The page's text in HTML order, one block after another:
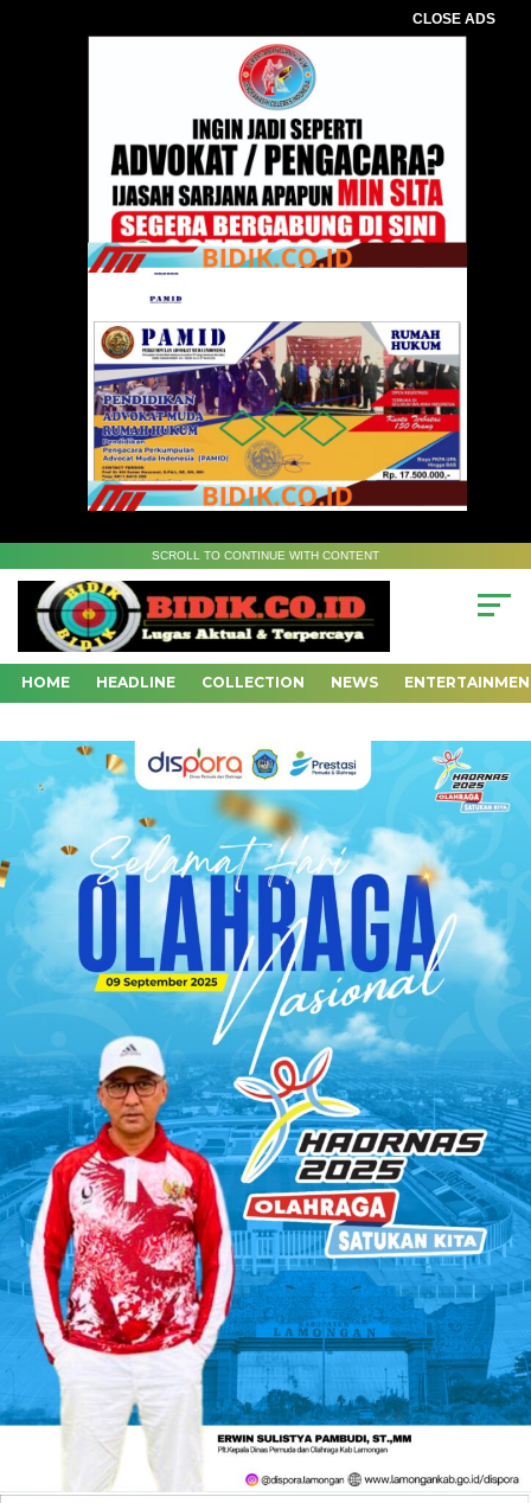
CLOSE ADS
SCROLL TO CONTINUE WITH CONTENT
HOME HEADLINE COLLECTION NEWS